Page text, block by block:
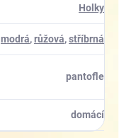
Holky
modrá,růžová,stříbrná
pantofle
domácí